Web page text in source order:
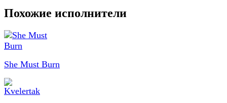
Похожие исполнители
She Must Burn